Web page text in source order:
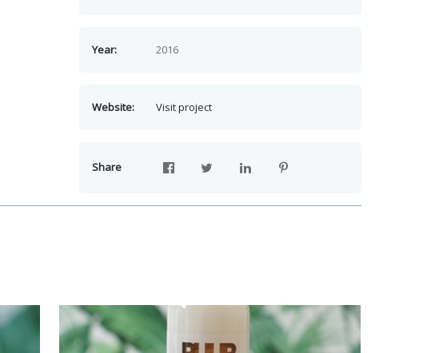
Year: 2016
Website: Visit project
Share